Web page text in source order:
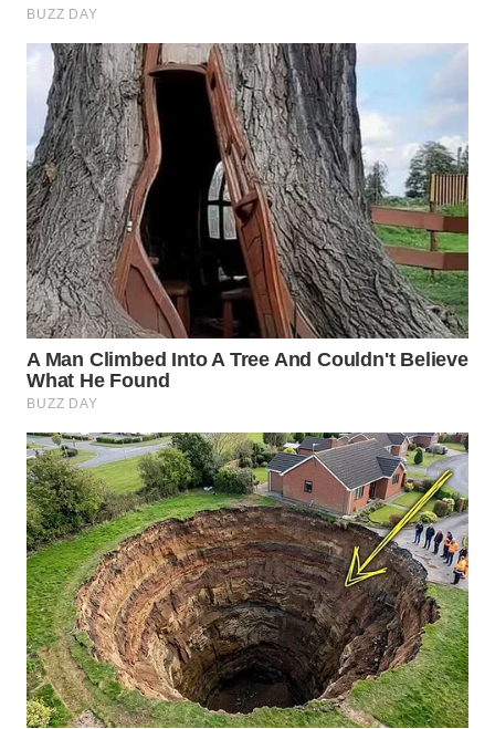
WAHANA
DESA
WISATA
LAPAK
WAHANA
Wahana
Network
KONSUMEN
LISTRIK
MASYARAKAT
KELISTRIKAN
WALINKI
ID
MAWAKA
ID
MARTABAT
NET
PLN
WATCH